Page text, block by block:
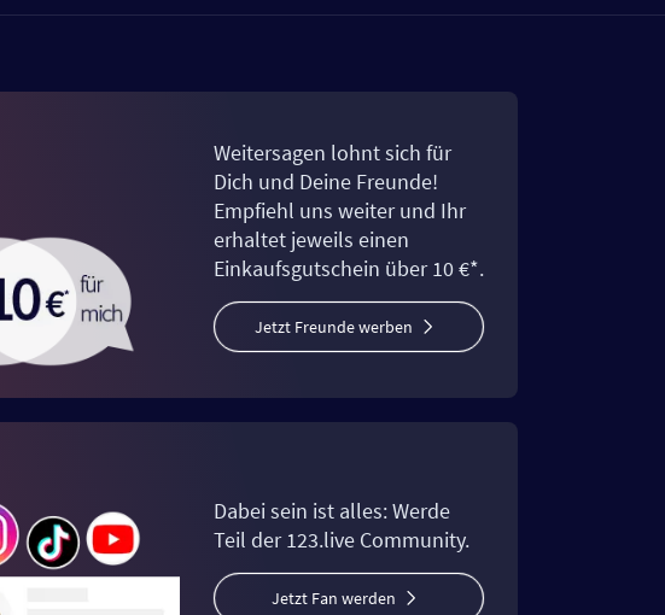
Weitersagen lohnt sich für
Dich und Deine Freunde!
Empfiehl uns weiter und Ihr
erhaltet jeweils einen
Einkaufsgutschein über 10 €*.
Jetzt Freunde werben
Dabei sein ist alles: Werde
Teil der 123.live Community.
Jetzt Fan werden